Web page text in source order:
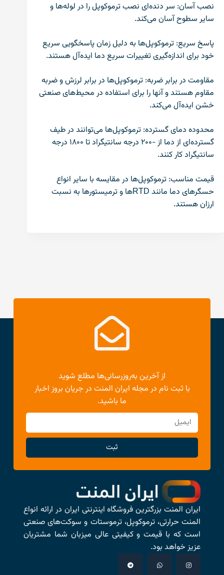
نصب آسان: سر دنده‌ای نصب ترموکوپل را در لوله‌ها و
سایر سطوح آسان می‌کند.
پاسخ سریع: ترموکوپل‌ها به دلیل زمان پاسخگویی سریع
خود برای اندازه‌گیری تغییرات سریع دما ایده‌آل هستند.
مقاومت در برابر ضربه: ترموکوپل‌ها در برابر لرزش و ضربه
مقاوم هستند و آنها را برای استفاده در محیط‌های صنعتی
خشن ایده‌آل می‌کند.
محدوده دمای گسترده: ترموکوپل‌ها می‌توانند در طیف
گسترده‌ای از دما از -۲۰۰ درجه سانتیگراد تا ۱۸۰۰ درجه
سانتیگراد کار کنند.
قیمت مناسب: ترموکوپل‌ها در مقایسه با سایر انواع
حسگرهای دما مانند RTD‌ها و ترمیستورها به نسبت
ارزان هستند.
از آخرین به‌روزرسانی‌ها مطلع شوید
با ثبت نام در مجله ایران المنت در جریان بروز اخبار
ما باشید.
ثبت
ایران المنت بزرگترین فروشگاه اینترنتی ایران در ارائه انواع
المنت حرارتی، ترموکوپل، ترموستات و سوکت‌های صنعتی
است که با قیمت و کیفیتی عالی میزبان شما مشتریان
عزیز خواهد بود.